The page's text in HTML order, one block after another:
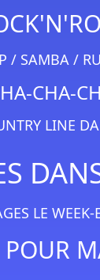
/ SAMBA /
CHA-
LINE
LE WEEK-
POUR